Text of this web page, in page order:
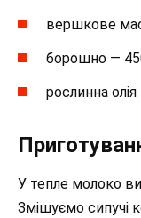
вершкове
борошно —
рослинна
У тепле молоко
Змішуємо сипучі